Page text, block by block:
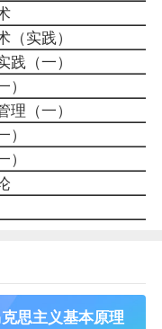
（实践）
践（一）
）
理（一）
）
）
思主义基本原理